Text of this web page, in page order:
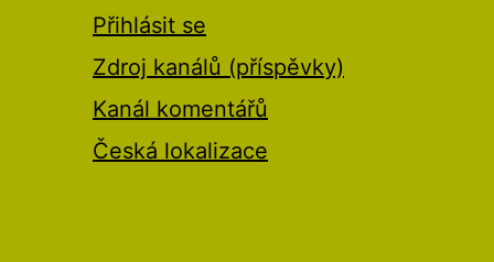
Přihlásit se
Zdroj kanálů (příspěvky)
Kanál komentářů
Česká lokalizace